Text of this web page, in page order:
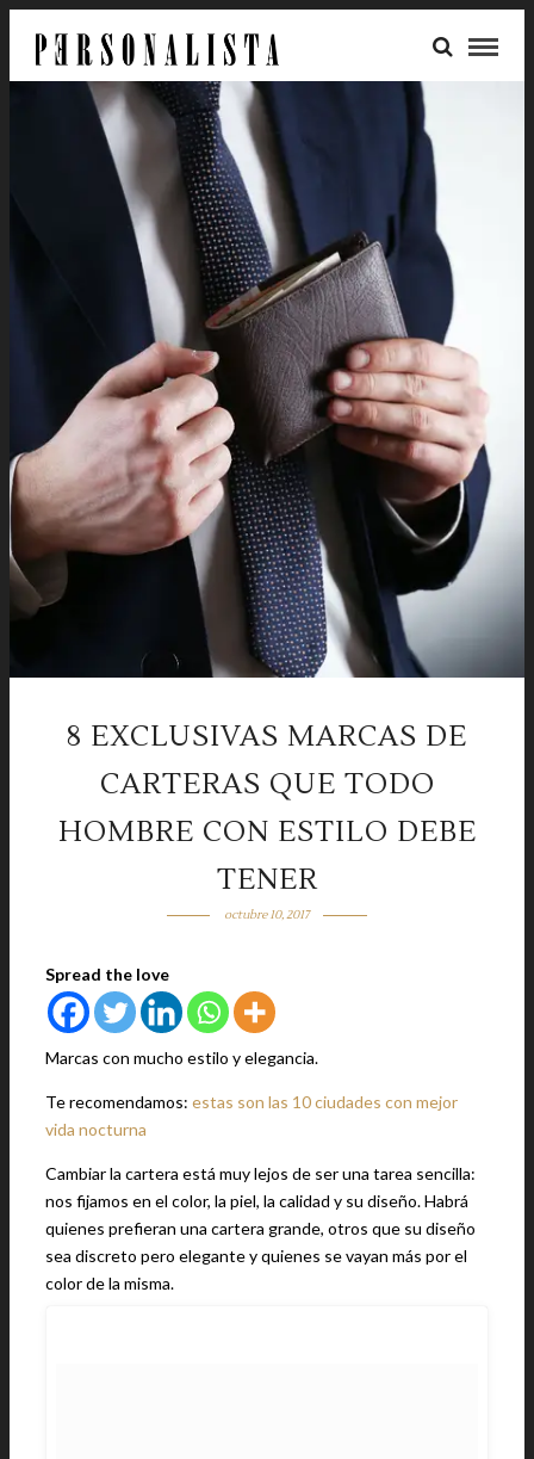
8 EXCLUSIVAS MARCAS DE
CARTERAS QUE TODO
HOMBRE CON ESTILO DEBE
TENER
octubre 10, 2017
Spread the love
Marcas con mucho estilo y elegancia.
Te recomendamos: estas son las 10 ciudades con mejor
vida nocturna
Cambiar la cartera está muy lejos de ser una tarea sencilla:
nos fijamos en el color, la piel, la calidad y su diseño. Habrá
quienes prefieran una cartera grande, otros que su diseño
sea discreto pero elegante y quienes se vayan más por el
color de la misma.